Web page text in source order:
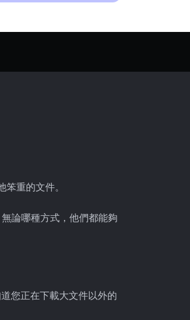
重的文件。
論哪種方式，他們都能夠
您正在下載大文件以外的